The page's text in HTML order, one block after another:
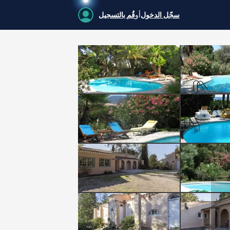
سجّل الدخولأوقُم بالتسجيل